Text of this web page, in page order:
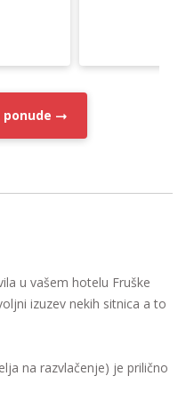
u vašem hotelu Fruške
izuzev nekih sitnica a to
na razvlačenje) je prilično